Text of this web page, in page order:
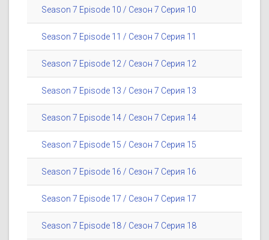
Season 7 Episode 10 / Сезон 7 Серия 10
Season 7 Episode 11 / Сезон 7 Серия 11
Season 7 Episode 12 / Сезон 7 Серия 12
Season 7 Episode 13 / Сезон 7 Серия 13
Season 7 Episode 14 / Сезон 7 Серия 14
Season 7 Episode 15 / Сезон 7 Серия 15
Season 7 Episode 16 / Сезон 7 Серия 16
Season 7 Episode 17 / Сезон 7 Серия 17
Season 7 Episode 18 / Сезон 7 Серия 18